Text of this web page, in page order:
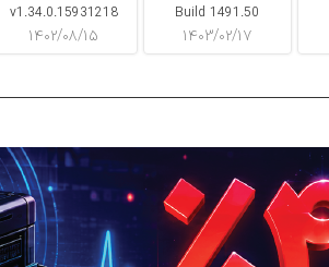
v1.34.0.15931218
۱۴۰۲/۰۸/۱۵
Build 1491.50
۱۴۰۳/۰۲/۱۷